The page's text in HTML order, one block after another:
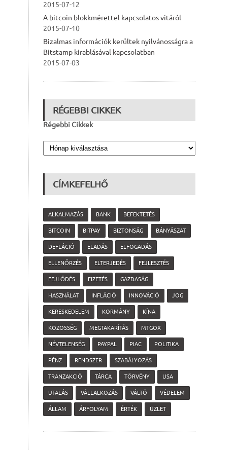
2015-07-12
A bitcoin blokkmérettel kapcsolatos vitáról
2015-07-10
Bizalmas információk kerültek nyilvánosságra a
Bitstamp kirablásával kapcsolatban
2015-07-03
RÉGEBBI CIKKEK
Régebbi Cikkek
CÍMKEFELHŐ
ALKALMAZÁS BANK BEFEKTETÉS
BITCOIN BITPAY BIZTONSÁG BÁNYÁSZAT
DEFLÁCIÓ ELADÁS ELFOGADÁS
ELLENŐRZÉS ELTERJEDÉS FEJLESZTÉS
FEJLŐDÉS FIZETÉS GAZDASÁG
HASZNÁLAT INFLÁCIÓ INNOVÁCIÓ JOG
KERESKEDELEM KORMÁNY KÍNA
KÖZÖSSÉG MEGTAKARÍTÁS MTGOX
NÉVTELENSÉG PAYPAL PIAC POLITIKA
PÉNZ RENDSZER SZABÁLYOZÁS
TRANZAKCIÓ TÁRCA TÖRVÉNY USA
UTALÁS VÁLLALKOZÁS VÁLTÓ VÉDELEM
ÁLLAM ÁRFOLYAM ÉRTÉK ÜZLET